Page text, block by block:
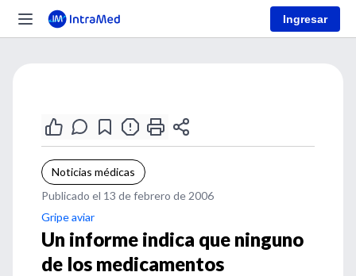
Ingresar
Noticias médicas
Publicado el 13 de febrero de 2006
Gripe aviar
Un informe indica que ninguno
de los medicamentos